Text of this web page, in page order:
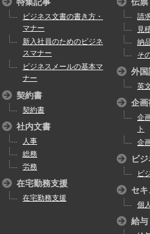
ビジネス文書の書き方・
マナー
新入社員のためのビジネ
スマナー
ビジネスメールの基本マ
ナー
契約書
契約書
社内文書
人事
総務
労務
在宅勤務支援
在宅勤務支援
請
見
納
そ
外国
英
企画
企
ト
企
ビ
ビ
セ
個
給与